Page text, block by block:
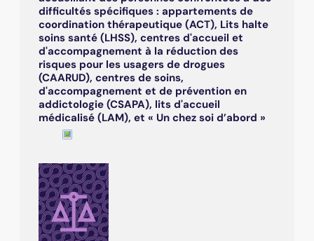
difficultés spécifiques : appartements de
coordination thérapeutique (ACT), Lits halte
soins santé (LHSS), centres d'accueil et
d'accompagnement à la réduction des
risques pour les usagers de drogues
(CAARUD), centres de soins,
d'accompagnement et de prévention en
addictologie (CSAPA), lits d'accueil
médicalisé (LAM), et « Un chez soi d’abord »